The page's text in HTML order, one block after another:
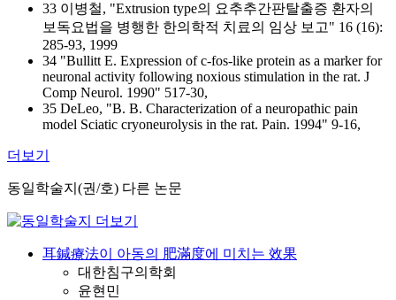
33 이병철, "Extrusion type의 요추추간판탈출증 환자의
보독요법을 병행한 한의학적 치료의 임상 보고" 16 (16):
285-93, 1999
34 "Bullitt E. Expression of c-fos-like protein as a marker for
neuronal activity following noxious stimulation in the rat. J
Comp Neurol. 1990" 517-30,
35 DeLeo, "B. B. Characterization of a neuropathic pain
model Sciatic cryoneurolysis in the rat. Pain. 1994" 9-16,
더보기
동일학술지(권/호) 다른 논문
耳鍼療法이 아동의 肥滿度에 미치는 效果
대한침구의학회
윤현민